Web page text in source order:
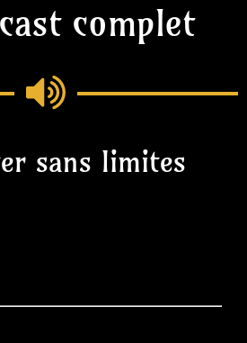
complet
sans limites